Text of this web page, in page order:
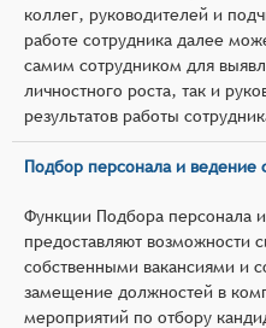
коллег, руководителей и
работе сотрудника далее
самим сотрудником для
личностного роста, так и
результатов работы
Подбор персонала и ведение
Функции Подбора персонала
предоставляют возможности
собственными вакансиями и
замещение должностей в
мероприятий по отбору